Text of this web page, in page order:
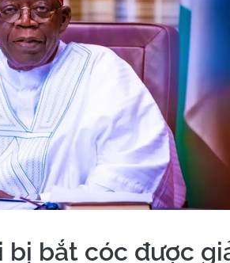
bị bắt cóc được